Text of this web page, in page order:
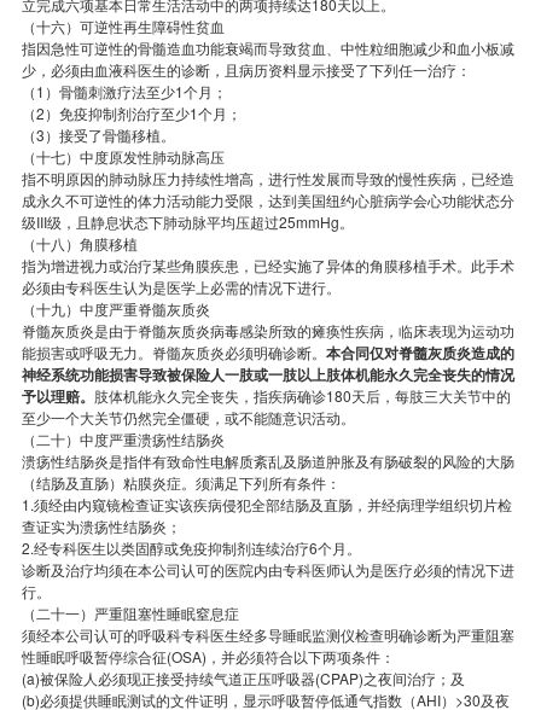
（十六）可逆性再生障碍性贫血
指因急性可逆性的骨髓造血功能衰竭而导致贫血、中性粒细胞减少和血小板减
少，必须由血液科医生的诊断，且病历资料显示接受了下列任一治疗：
（1）骨髓刺激疗法至少1个月；
（2）免疫抑制剂治疗至少1个月；
（3）接受了骨髓移植。
（十七）中度原发性肺动脉高压
指不明原因的肺动脉压力持续性增高，进行性发展而导致的慢性疾病，已经造
成永久不可逆性的体力活动能力受限，达到美国纽约心脏病学会心功能状态分
级III级，且静息状态下肺动脉平均压超过25mmHg。
（十八）角膜移植
指为增进视力或治疗某些角膜疾患，已经实施了异体的角膜移植手术。此手术
必须由专科医生认为是医学上必需的情况下进行。
（十九）中度严重脊髓灰质炎
脊髓灰质炎是由于脊髓灰质炎病毒感染所致的瘫痪性疾病，临床表现为运动功
能损害或呼吸无力。脊髓灰质炎必须明确诊断。 本合同仅对脊髓灰质炎造成的
神经系统功能损害导致被保险人一肢或一肢以上肢体机能永久完全丧失的情况
予以理赔。 肢体机能永久完全丧失，指疾病确诊180天后，每肢三大关节中的
至少一个大关节仍然完全僵硬，或不能随意识活动。
（二十）中度严重溃疡性结肠炎
溃疡性结肠炎是指伴有致命性电解质紊乱及肠道肿胀及有肠破裂的风险的大肠
（结肠及直肠）粘膜炎症。须满足下列所有条件：
1.须经由内窥镜检查证实该疾病侵犯全部结肠及直肠，并经病理学组织切片检
查证实为溃疡性结肠炎；
2.经专科医生以类固醇或免疫抑制剂连续治疗6个月。
诊断及治疗均须在本公司认可的医院内由专科医师认为是医疗必须的情况下进
行。
（二十一）严重阻塞性睡眠窒息症
须经本公司认可的呼吸科专科医生经多导睡眠监测仪检查明确诊断为严重阻塞
性睡眠呼吸暂停综合征(OSA)，并必须符合以下两项条件：
(a)被保险人必须现正接受持续气道正压呼吸器(CPAP)之夜间治疗；及
(b)必须提供睡眠测试的文件证明，显示呼吸暂停低通气指数（AHI）>30及夜